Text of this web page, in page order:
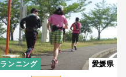
ランニング 愛媛県